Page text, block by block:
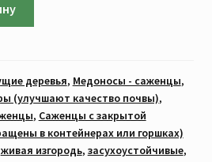
деревья, Медоносы - саженцы,
(улучшают качество почвы),
, Саженцы с закрытой
в контейнерах или горшках)
живая изгородь, засухоустойчивые,